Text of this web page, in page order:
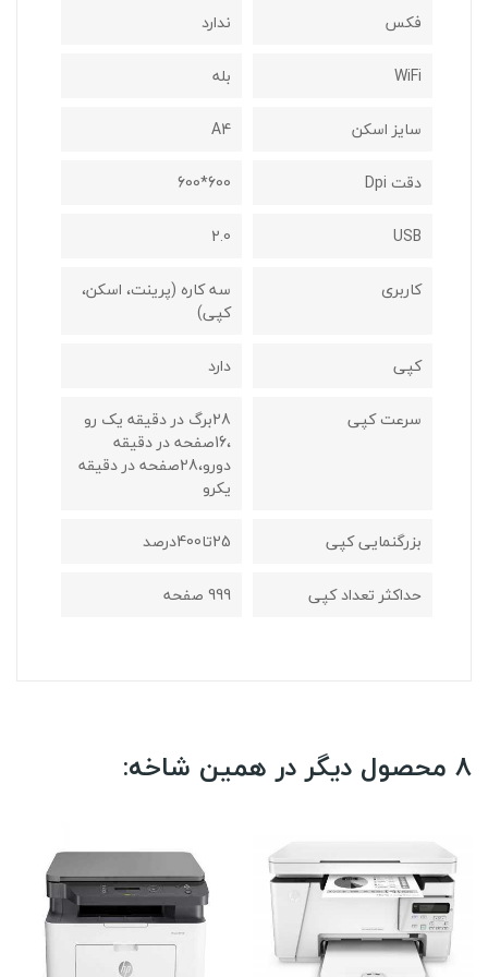
فکس
ندارد
WiFi
بله
سایز اسکن
A4
دقت Dpi
600*600
USB
2.0
کاربری
سه کاره (پرینت، اسکن،
کپی)
کپی
دارد
سرعت کپی
28برگ در دقیقه یک رو
،16صفحه در دقیقه
دورو،28صفحه در دقیقه
یکرو
بزرگنمایی کپی
25تا400درصد
حداکثر تعداد کپی
999 صفحه
8 محصول دیگر در همین شاخه: